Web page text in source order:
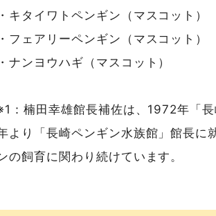
・キタイワトペンギン（マスコット）
・フェアリーペンギン（マスコット）
・ナンヨウハギ（マスコット）
：楠田幸雄館長補佐は、1972年「
より「長崎ペンギン水族館」館長
の飼育に関わり続けています。